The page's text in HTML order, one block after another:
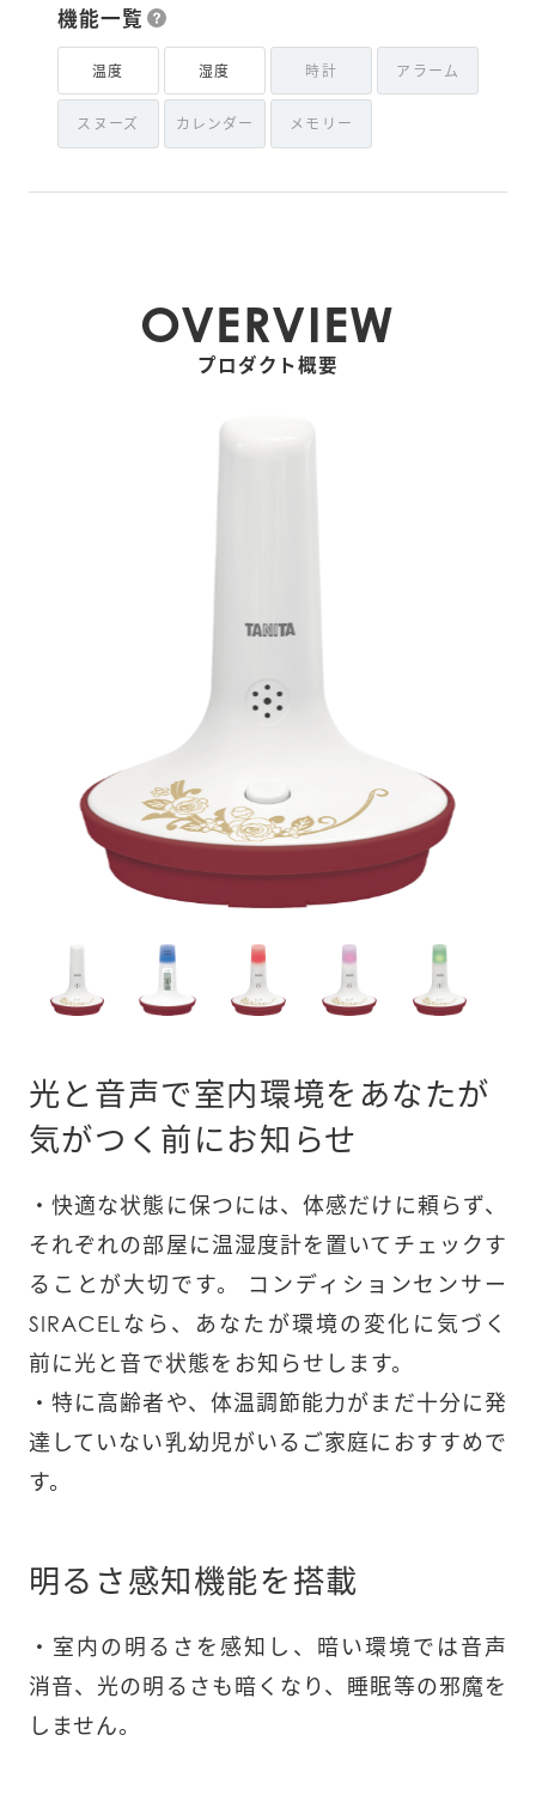
機能一覧
温度 湿度 時計 アラーム
スヌーズ カレンダー メモリー
OVERVIEW
プロダクト概要
光と音声で室内環境をあなたが
気がつく前にお知らせ
・快適な状態に保つには、体感だけに頼らず、
それぞれの部屋に温湿度計を置いてチェックす
ることが大切です。 コンディションセンサー
SIRACELなら、あなたが環境の変化に気づく
前に光と音で状態をお知らせします。
・特に高齢者や、体温調節能力がまだ十分に発
達していない乳幼児がいるご家庭におすすめで
す。
明るさ感知機能を搭載
・室内の明るさを感知し、暗い環境では音声
消音、光の明るさも暗くなり、睡眠等の邪魔を
しません。